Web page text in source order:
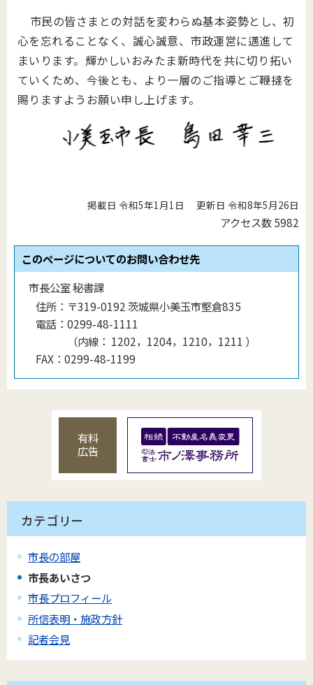
市民の皆さまとの対話を変わらぬ基本姿勢とし、初
心を忘れることなく、誠心誠意、市政運営に邁進して
まいります。輝かしいおみたま新時代を共に切り拓い
ていくため、今後とも、より一層のご指導とご鞭撻を
賜りますようお願い申し上げます。
掲載日 令和5年1月1日 更新日 令和8年5月26日
アクセス数5982
このページについてのお問い合わせ先
市長公室 秘書課
住所： 〒319-0192 茨城県小美玉市堅倉835
電話： 0299-48-1111
（内線 ： 1202，1204，1210，1211 ）
FAX： 0299-48-1199
有料
広告
カテゴリー
市長の部屋
市長あいさつ
市長プロフィール
所信表明・施政方針
記者会見